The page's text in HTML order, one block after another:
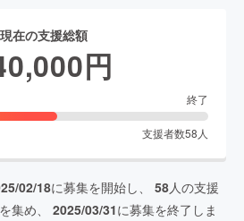
現在の支援総額
円
終了
支援者数58 人
02/18に募集を開始し、 58人の支援
集め、 2025/03/31に募集を終了しま